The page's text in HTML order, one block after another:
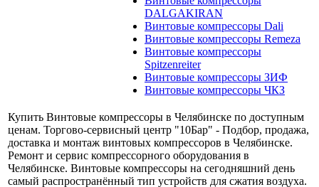
DALGAKIRAN
Винтовые компрессоры Dali
Винтовые компрессоры Remeza
Винтовые компрессоры
Spitzenreiter
Винтовые компрессоры ЗИФ
Винтовые компрессоры ЧКЗ
Купить Винтовые компрессоры в Челябинске по доступным
ценам. Торгово-сервисный центр "10Бар" - Подбор, продажа,
доставка и монтаж винтовых компрессоров в Челябинске.
Ремонт и сервис компрессорного оборудования в
Челябинске. Винтовые компрессоры на сегодняшний день
самый распространённый тип устройств для сжатия воздуха.